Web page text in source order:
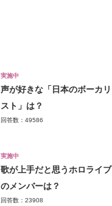
実施中
声が好きな「日本のボーカリ
スト」は？
回答数：49586
実施中
歌が上手だと思うホロライブ
のメンバーは？
回答数：23908